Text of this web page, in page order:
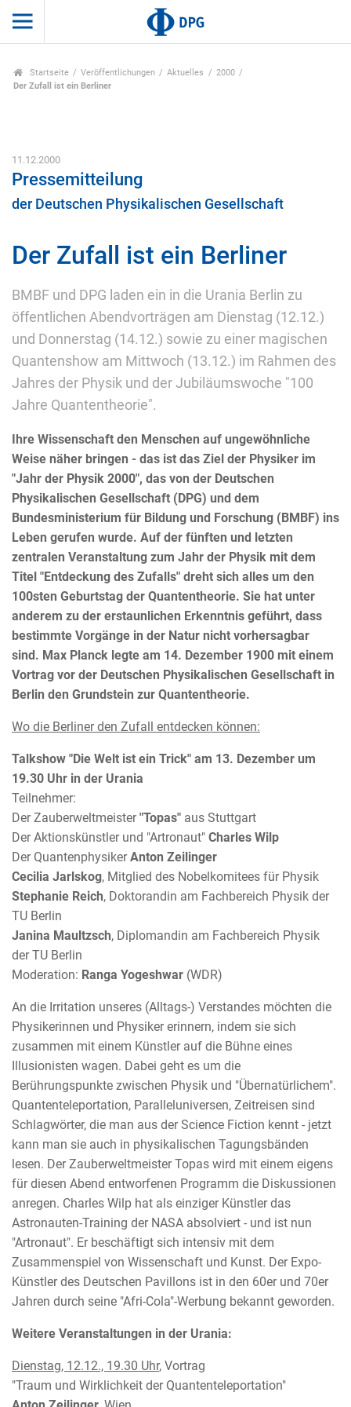
Startseite Veröffentlichungen Aktuelles
2000
Der Zufall ist ein Berliner
11.12.2000
Pressemitteilung
der Deutschen Physikalischen Gesellschaft
Der Zufall ist ein Berliner
BMBF und DPG laden ein in die Urania Berlin zu
öffentlichen Abendvorträgen am Dienstag (12.12.)
und Donnerstag (14.12.) sowie zu einer magischen
Quantenshow am Mittwoch (13.12.) im Rahmen des
Jahres der Physik und der Jubiläumswoche "100
Jahre Quantentheorie".
Ihre Wissenschaft den Menschen auf ungewöhnliche
Weise näher bringen - das ist das Ziel der Physiker im
"Jahr der Physik 2000", das von der Deutschen
Physikalischen Gesellschaft (DPG) und dem
Bundesministerium für Bildung und Forschung (BMBF) ins
Leben gerufen wurde. Auf der fünften und letzten
zentralen Veranstaltung zum Jahr der Physik mit dem
Titel "Entdeckung des Zufalls" dreht sich alles um den
100sten Geburtstag der Quantentheorie. Sie hat unter
anderem zu der erstaunlichen Erkenntnis geführt, dass
bestimmte Vorgänge in der Natur nicht vorhersagbar
sind. Max Planck legte am 14. Dezember 1900 mit einem
Vortrag vor der Deutschen Physikalischen Gesellschaft in
Berlin den Grundstein zur Quantentheorie.
Wo die Berliner den Zufall entdecken können:
Talkshow "Die Welt ist ein Trick" am 13. Dezember um
19.30 Uhr in der Urania
Teilnehmer:
Der Zauberweltmeister"Topas" aus Stuttgart
Der Aktionskünstler und "Artronaut" Charles Wilp
Der QuantenphysikerAnton Zeilinger
Cecilia Jarlskog, Mitglied des Nobelkomitees für Physik
Stephanie Reich, Doktorandin am Fachbereich Physik der
TU Berlin
Janina Maultzsch, Diplomandin am Fachbereich Physik
der TU Berlin
Moderation: Ranga Yogeshwar (WDR)
An die Irritation unseres (Alltags-) Verstandes möchten die
Physikerinnen und Physiker erinnern, indem sie sich
zusammen mit einem Künstler auf die Bühne eines
Illusionisten wagen. Dabei geht es um die
Berührungspunkte zwischen Physik und "Übernatürlichem".
Quantenteleportation, Paralleluniversen, Zeitreisen sind
Schlagwörter, die man aus der Science Fiction kennt - jetzt
kann man sie auch in physikalischen Tagungsbänden
lesen. Der Zauberweltmeister Topas wird mit einem eigens
für diesen Abend entworfenen Programm die Diskussionen
anregen. Charles Wilp hat als einziger Künstler das
Astronauten-Training der NASA absolviert - und ist nun
"Artronaut". Er beschäftigt sich intensiv mit dem
Zusammenspiel von Wissenschaft und Kunst. Der Expo-
Künstler des Deutschen Pavillons ist in den 60er und 70er
Jahren durch seine "Afri-Cola"-Werbung bekannt geworden.
Weitere Veranstaltungen in der Urania:
Dienstag, 12.12., 19.30 Uhr, Vortrag
"Traum und Wirklichkeit der Quantenteleportation"